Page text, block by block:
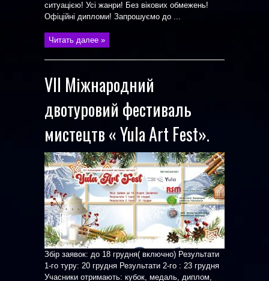
ситуацією! Усі жанри! Без вікових обмежень!
Офіційні дипломи! Запрошуємо до ...
Читать далее »
VII Міжнародний
двотуровий фестиваль
мистецтв « Yula Art Fest».
Збір заявок: до 18 грудня( включно) Результати
1-го туру: 20 грудня Результати 2-го : 23 грудня
Учасники отримають: кубок, медаль, диплом,